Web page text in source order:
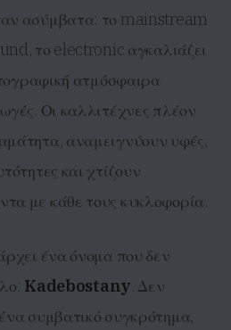
ασύμβατα: το mainstream
το electronic αγκαλιάζει
ατμόσφαιρα
Οι καλλιτέχνες πλέον
αναμειγνύουν υφές,
και χτίζουν
με κάθε τους κυκλοφορία.
ένα όνομα που δεν
Kadebostany. Δεν
συμβατικό συγκρότημα,